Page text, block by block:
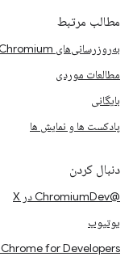
مطالب مرتبط
به‌روزرسانی‌های Chromium
مطالعات موردی
بایگانی
پادکست ها و نمایش ها
دنبال کردن
@ChromiumDev در X
یوتیوب
Chrome for Developers در لینکدین